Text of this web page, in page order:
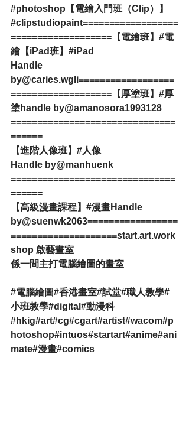
#photoshop 【電繪入門班（Clip）】
#clipstudiopaint==================
===================【電繪班】 #電
繪 【iPad班】 #iPad
Handle
by@caries.wgli==================
===================【厚塗班】 #厚
塗handle by@amanosora1993128
===============================
======
【進階人像班】 #人像
Handle by@manhuenk
===============================
======
【高級漫畫課程】 #漫畫Handle
by@suenwk2063=================
====================start.art.work
shop 啟藝畫室
係一間主打電腦繪圖的畫室
#電腦繪圖#香港畫室#試堂#職人教學#
小班教學#digital #動漫科
#hkig#art#cg#cgart#artist#wacom#p
hotoshop#intuos#startart#anime#ani
mate#漫畫#comics